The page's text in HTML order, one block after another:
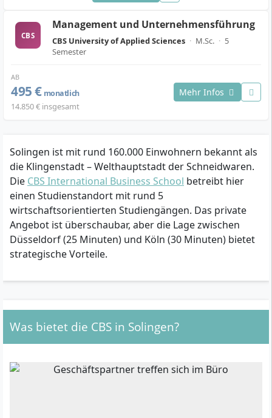
CBS
Management und Unternehmensführung
CBS University of Applied Sciences · M.Sc. · 5
Semester
AB
495 € monatlich
14.850 € insgesamt
Mehr Infos
Solingen ist mit rund 160.000 Einwohnern bekannt als
die Klingenstadt – Welthauptstadt der Schneidwaren.
Die CBS International Business School betreibt hier
einen Studienstandort mit rund 5
wirtschaftsorientierten Studiengängen. Das private
Angebot ist überschaubar, aber die Lage zwischen
Düsseldorf (25 Minuten) und Köln (30 Minuten) bietet
strategische Vorteile.
Was bietet die CBS in Solingen?